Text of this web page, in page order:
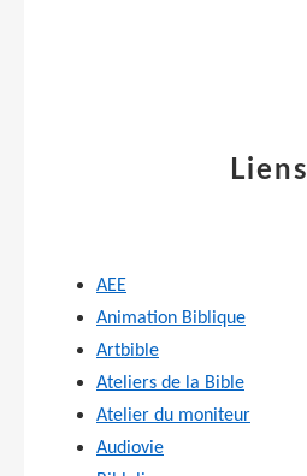
Liens
AEE
Animation Biblique
Artbible
Ateliers de la Bible
Atelier du moniteur
Audiovie